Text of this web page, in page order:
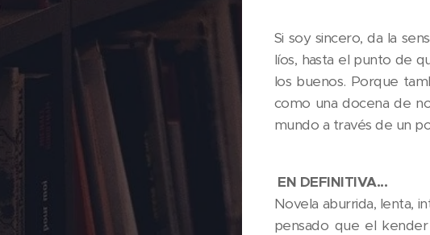
Si soy sincero, da la
líos, hasta el punto de
los buenos. Porque
como una docena de
mundo a través de un
EN DEFINITIVA...
Novela aburrida, lenta,
pensado que el